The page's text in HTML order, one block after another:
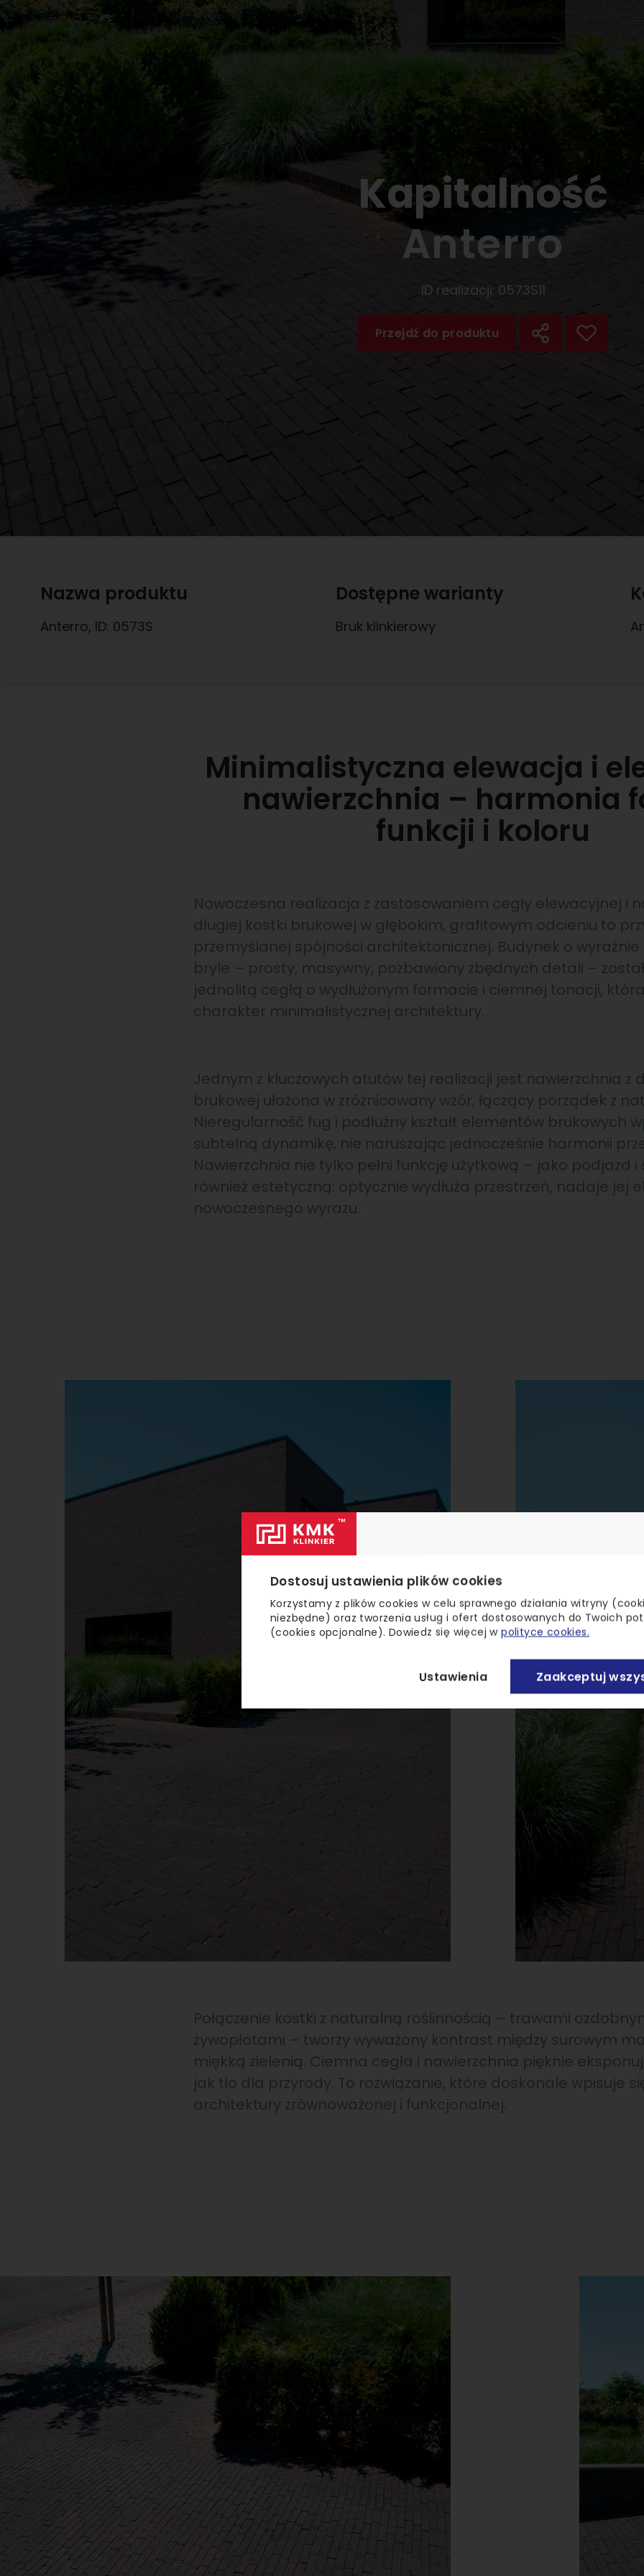
Kapitalność
Anterro
ID realizacji: 0573S11
Przejdź do produktu
Nazwa produktu
Anterro, ID: 0573S
Dostępne warianty
Bruk klinkierowy
Minimalistyczna elewacja i
nawierzchnia – harmonia
funkcji i koloru
Nowoczesna realizacja z zastosowaniem cegły elewacyjnej i
długiej kostki brukowej w głębokim, grafitowym odcieniu to
przemyślanej spójności architektonicznej. Budynek o
bryle – prosty, masywny, pozbawiony zbędnych detali –
jednolitą cegłą o wydłużonym formacie i ciemnej tonacji,
charakter minimalistycznej architektury.
Jednym z kluczowych atutów tej realizacji jest nawierzchnia z
brukowej ułożona w zróżnicowany wzór, łączący porządek z
Nieregularność fug i podłużny kształt elementów brukowych
subtelną dynamikę, nie naruszając jednocześnie harmonii
Nawierzchnia nie tylko pełni funkcję użytkową – jako podjazd i
również estetyczną: optycznie wydłuża przestrzeń, nadaje jej
nowoczesnego wyrazu.
Połączenie kostki z naturalną roślinnością – trawami
żywopłotami – tworzy wyważony kontrast między surowym
miękką zielenią. Ciemna cegła i nawierzchnia pięknie
jak tło dla przyrody. To rozwiązanie, które doskonale wpisuje
architektury zrównoważonej i funkcjonalnej.
Dostosuj ustawienia plików cookies
Korzystamy z plików cookies w celu sprawnego działania witryny
niezbędne) oraz tworzenia usług i ofert dostosowanych do Twoich
(cookies opcjonalne). Dowiedz się więcej wpolityce cookies.
Ustawienia Zaakceptuj